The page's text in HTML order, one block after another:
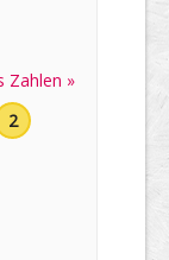
Zahlen »
2